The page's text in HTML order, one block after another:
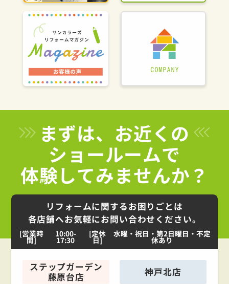
まずは、お近くの
ショールームで
体験してみませんか？
リフォームに関するお困りごとは
各店舗へお気軽にお問い合わせください。
[営業時
間]
10:00-
17:30
[定休
日]
水曜・祝日・第2日曜日・不定
休あり
ステップガーデン
藤原台店
神戸北店